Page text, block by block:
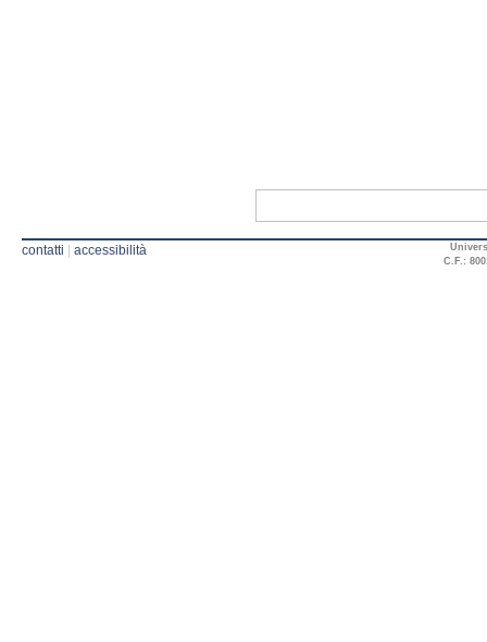
contatti accessibilità
C.F.: